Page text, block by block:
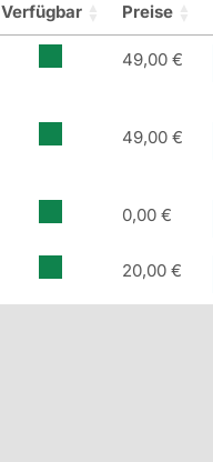
Verfügbar Preise
49,00 €
49,00 €
0,00 €
20,00 €